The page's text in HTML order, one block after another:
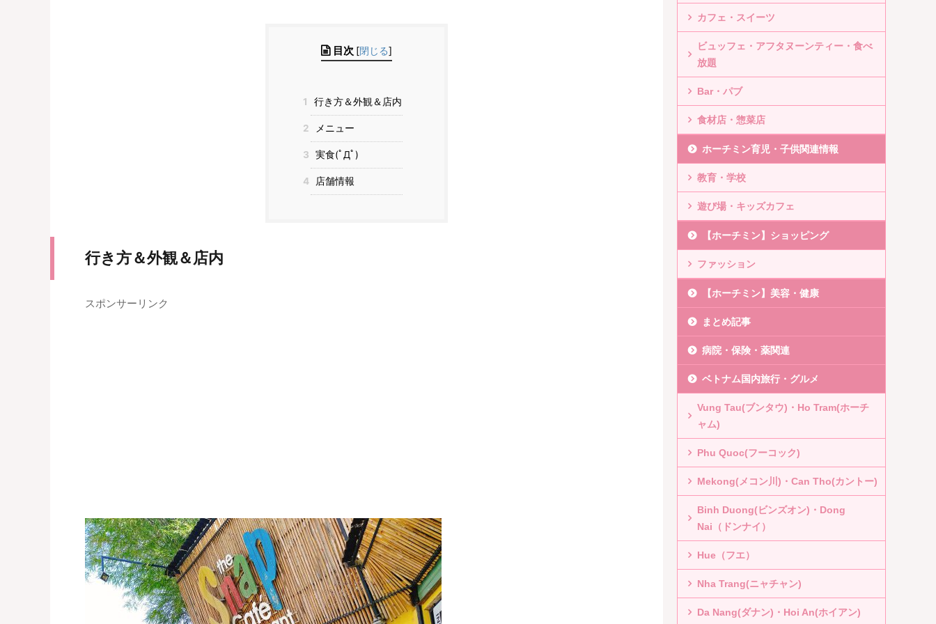
目次 [閉じる]
1 行き方＆外観＆店内
2 メニュー
3 実食(ﾟДﾟ)
4 店舗情報
行き方＆外観＆店内
スポンサーリンク
カフェ・スイーツ
ビュッフェ・アフタヌーンティー・食べ
放題
Bar・パブ
食材店・惣菜店
ホーチミン育児・子供関連情報
教育・学校
遊び場・キッズカフェ
【ホーチミン】ショッピング
ファッション
【ホーチミン】美容・健康
まとめ記事
病院・保険・薬関連
ベトナム国内旅行・グルメ
Vung Tau(ブンタウ)・Ho Tram(ホーチ
ャム)
Phu Quoc(フーコック)
Mekong(メコン川)・Can Tho(カントー)
Binh Duong(ビンズオン)・Dong
Nai（ドンナイ）
Hue（フエ）
Nha Trang(ニャチャン)
Da Nang(ダナン)・Hoi An(ホイアン)